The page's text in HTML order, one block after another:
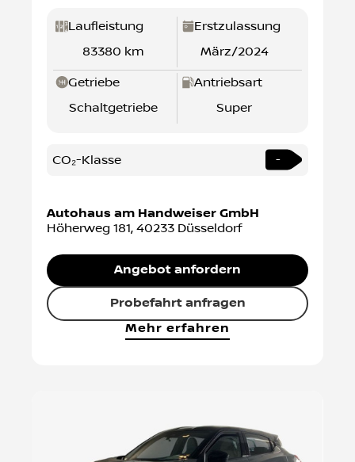
Laufleistung
83380 km
Erstzulassung
März/2024
Getriebe
Schaltgetriebe
Antriebsart
Super
CO₂-Klasse -
Autohaus am Handweiser GmbH
Höherweg 181,40233 Düsseldorf
Angebot anfordern
Probefahrt anfragen
Mehr erfahren